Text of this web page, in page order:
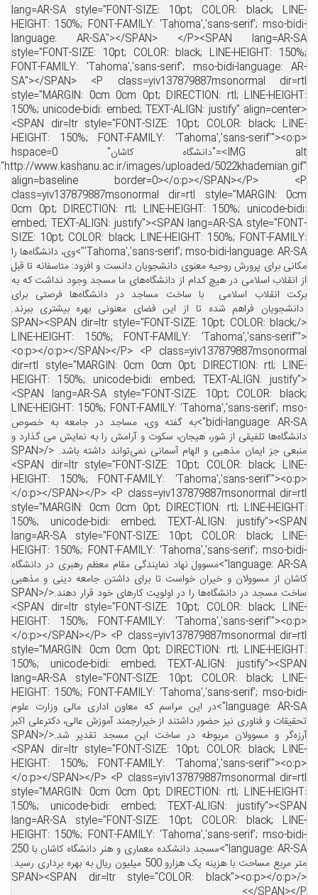
lang=AR-SA style="FONT-SIZE: 10pt; COLOR: black;
HEIGHT: 150%; FONT-FAMILY: 'Tahoma','sans-serif'; mso-
language: AR-SA"></SPAN> </P><SPAN lang=AR-
style="FONT-SIZE: 10pt; COLOR: black; LINE-HEIGHT:
FONT-FAMILY: 'Tahoma','sans-serif'; mso-bidi-language:
SA"></SPAN> <P class=yiv137879887msonormal
style="MARGIN: 0cm 0cm 0pt; DIRECTION: rtl; LINE-
150%; unicode-bidi: embed; TEXT-ALIGN: justify"
<SPAN dir=ltr style="FONT-SIZE: 10pt; COLOR: black;
HEIGHT: 150%; FONT-FAMILY: 'Tahoma','sans-
<IMG alt="دانشگاه کاشان" hspace=0
src="http://www.kashanu.ac.ir/images/uploaded/
align=baseline border=0></o:p></SPAN></P>
class=yiv137879887msonormal dir=rtl style="MARGIN:
0cm 0pt; DIRECTION: rtl; LINE-HEIGHT: 150%; unicode-
embed; TEXT-ALIGN: justify"><SPAN lang=AR-SA
SIZE: 10pt; COLOR: black; LINE-HEIGHT: 150%; FONT-
'Tahoma','sans-serif'; mso-bidi-language: AR-SA">وی، دانشگاه‌ها را
برای پرورش روحیه معنوی دانشجویان دانست و افزود: متاسفانه تا قبل
انقلاب اسلامی در هیچ کدام از دانشگاه‌های ما مسجد وجود نداشت که به
انقلاب اسلامی با ساخت مساجد در دانشگاه‌ها فرصتی برای
فراهم شده تا از این فضای معنونی بهره بیشتری ببرند.
</SPAN><SPAN dir=ltr style="FONT-SIZE: 10pt; COLOR: black;
LINE-HEIGHT: 150%; FONT-FAMILY: 'Tahoma','sans-
<o:p></o:p></SPAN></P> <P
dir=rtl style="MARGIN: 0cm 0cm 0pt; DIRECTION: rtl;
HEIGHT: 150%; unicode-bidi: embed; TEXT-ALIGN:
<SPAN lang=AR-SA style="FONT-SIZE: 10pt; COLOR:
LINE-HEIGHT: 150%; FONT-FAMILY: 'Tahoma','sans-serif';
bidi-language: AR-SA">به گفته وی، مساجد در جامعه به خصوص
تلفیقی از شور، هیجان، سکوت و آرامش را به نمایش می گذارد و
منبعی جز ایمان مذهبی و الهام آسمانی نمی‌تواند داشته باشد. </SPAN>
<SPAN dir=ltr style="FONT-SIZE: 10pt; COLOR: black;
HEIGHT: 150%; FONT-FAMILY: 'Tahoma','sans-
</o:p></SPAN></P> <P class=yiv137879887msonormal
style="MARGIN: 0cm 0cm 0pt; DIRECTION: rtl; LINE-
150%; unicode-bidi: embed; TEXT-ALIGN:
lang=AR-SA style="FONT-SIZE: 10pt; COLOR: black;
HEIGHT: 150%; FONT-FAMILY: 'Tahoma','sans-serif'; mso-
language: AR-SA">مسوول نهاد نمایندگی مقام معظم رهبری در دانشگاه
از مسوولان و خیران خواست تا برای داشتن جامعه دینی و مذهبی
ساخت مسجد در دانشگاه‌ها را در اولویت کارهای خود قرار دهند.</SPAN>
<SPAN dir=ltr style="FONT-SIZE: 10pt; COLOR: black;
HEIGHT: 150%; FONT-FAMILY: 'Tahoma','sans-
</o:p></SPAN></P> <P class=yiv137879887msonormal
style="MARGIN: 0cm 0cm 0pt; DIRECTION: rtl; LINE-
150%; unicode-bidi: embed; TEXT-ALIGN:
lang=AR-SA style="FONT-SIZE: 10pt; COLOR: black;
HEIGHT: 150%; FONT-FAMILY: 'Tahoma','sans-serif'; mso-
language: AR-SA">در این مراسم که معاون اداری مالی وزارت علوم
و فناوری نیز حضور داشتند از خیرارجمند آموزش عالی، دکترعلی اکبر
آرزه‌گر و مسوولان مربوطه در ساخت این مسجد تقدیر شد.</SPAN>
<SPAN dir=ltr style="FONT-SIZE: 10pt; COLOR: black;
HEIGHT: 150%; FONT-FAMILY: 'Tahoma','sans-
</o:p></SPAN></P> <P class=yiv137879887msonormal
style="MARGIN: 0cm 0cm 0pt; DIRECTION: rtl; LINE-
150%; unicode-bidi: embed; TEXT-ALIGN:
lang=AR-SA style="FONT-SIZE: 10pt; COLOR: black;
HEIGHT: 150%; FONT-FAMILY: 'Tahoma','sans-serif'; mso-
language: AR-SA">مسجد دانشکده معماری و هنر دانشگاه کاشان با 250
متر مربع مساحت با هزینه یک هزارو 500 میلیون ریال به بهره برداری رسید.
</SPAN><SPAN dir=ltr style="COLOR: black"><o:p></o:p>